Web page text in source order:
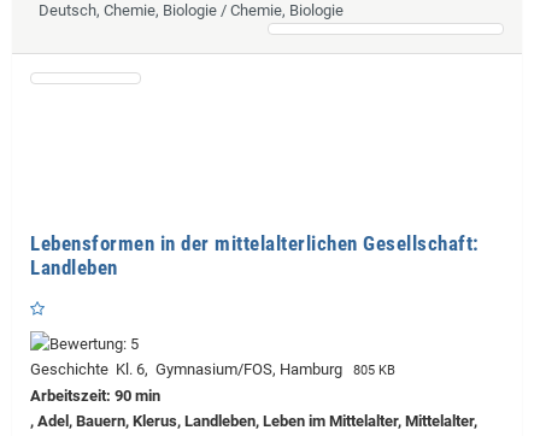
Deutsch, Chemie, Biologie / Chemie, Biologie
Lebensformen in der mittelalterlichen Gesellschaft:
Landleben
Geschichte Kl. 6, Gymnasium/FOS, Hamburg 805 KB
Arbeitszeit: 90 min
, Adel, Bauern, Klerus, Landleben, Leben im Mittelalter, Mittelalter,